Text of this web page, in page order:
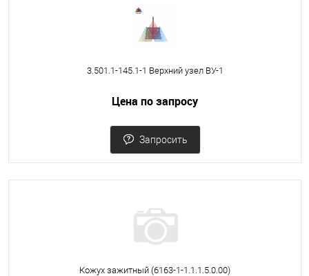
3.501.1-145.1-1 Верхний узел ВУ-1
Цена по запросу
Запросить
Кожух зажитный (6163-1-1.1.1.5.0.00)